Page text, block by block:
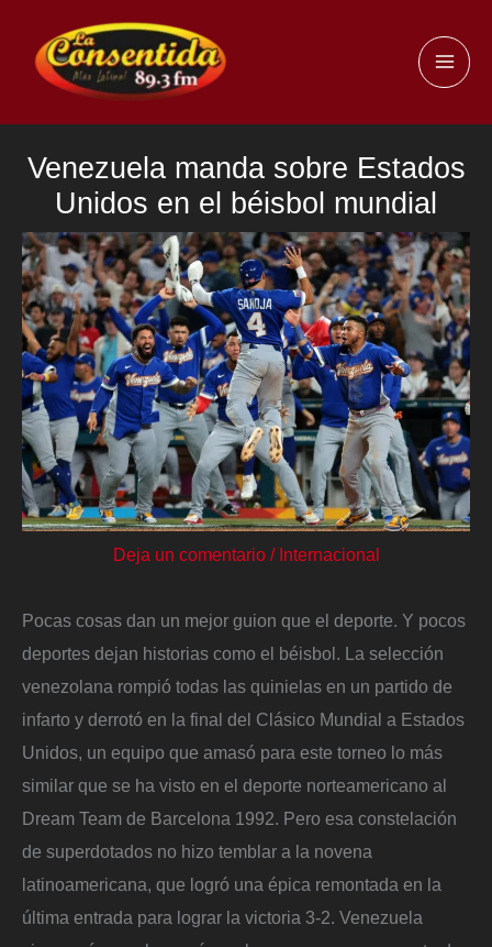
contenido
Venezuela manda sobre Estados
Unidos en el béisbol mundial
Deja un comentario / Internacional
Pocas cosas dan un mejor guion que el deporte. Y pocos
deportes dejan historias como el béisbol. La selección
venezolana rompió todas las quinielas en un partido de
infarto y derrotó en la final del Clásico Mundial a Estados
Unidos, un equipo que amasó para este torneo lo más
similar que se ha visto en el deporte norteamericano al
Dream Team de Barcelona 1992. Pero esa constelación
de superdotados no hizo temblar a la novena
latinoamericana, que logró una épica remontada en la
última entrada para lograr la victoria 3-2. Venezuela